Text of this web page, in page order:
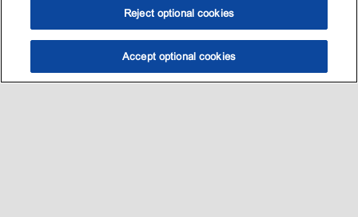
选油助手 查找门店
Reject optional cookies
Accept optional cookies